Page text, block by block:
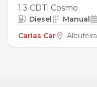
1.3 CDTi Cosmo
Diesel Manual
Carias Car
Albufeira